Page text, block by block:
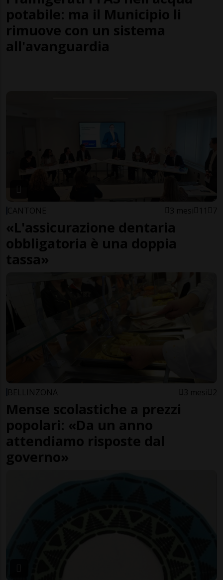
potabile: ma il Municipio li
rimuove con un sistema
all'avanguardia
CANTONE 3 mesi 11 7
«L'assicurazione dentaria
obbligatoria è una doppia
tassa»
BELLINZONA 3 mesi 2
Mense scolastiche a prezzi
popolari: «Da un anno
attendiamo risposte dal
governo»